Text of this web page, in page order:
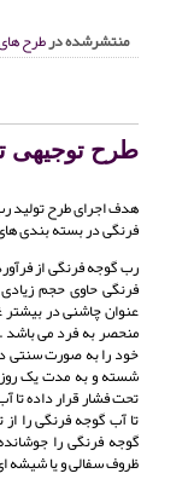
منتشرشده درطرح
طرح توجیهی
هدف اجرای طرح تولید
فرنگی در بسته بندی
رب گوجه فرنگی از
فرنگی حاوی حجم
عنوان چاشنی در
منحصر به فرد می
خود را به صورت سنتی
شسته و به مدت یک
تحت فشار قرار داده
تا آب گوجه فرنگی را
گوجه فرنگی را
ظروف سفالی و یا شیشه